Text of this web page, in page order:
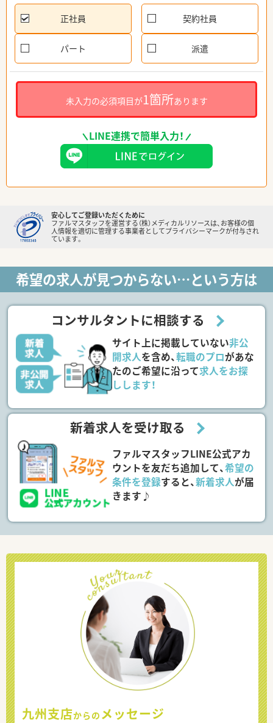
正社員 契約社員
パート 派遣
未入力の必須項目が1箇所あります
LINE連携で簡単入力！
安心してご登録いただくために
ファルマスタッフを運営する（株）メディカルリソースは、お客様の個
人情報を適切に管理する事業者としてプライバシーマークが付与され
ています。
希望の求人が見つからない…という方は
コンサルタントに相談する
サイト上に掲載していない非公
開求人を含め、転職のプロがあな
たのご希望に沿って求人をお探
しします！
新着求人を受け取る
ファルマスタッフLINE公式アカ
ウントを友だち追加して、希望の
条件を登録すると、新着求人が届
きます♪
九州支店からの メッセージ